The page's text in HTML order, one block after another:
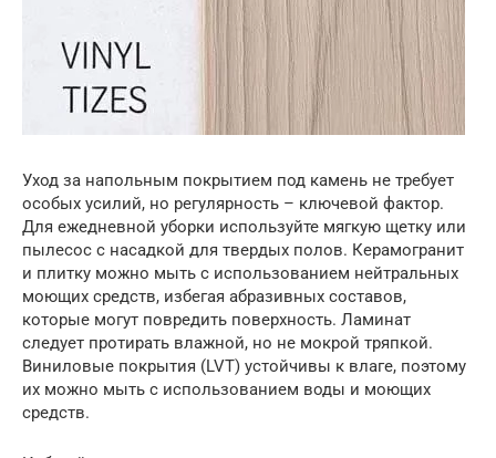
Уход за напольным покрытием под камень не требует
особых усилий, но регулярность – ключевой фактор.
Для ежедневной уборки используйте мягкую щетку или
пылесос с насадкой для твердых полов. Керамогранит
и плитку можно мыть с использованием нейтральных
моющих средств, избегая абразивных составов,
которые могут повредить поверхность. Ламинат
следует протирать влажной, но не мокрой тряпкой.
Виниловые покрытия (LVT) устойчивы к влаге, поэтому
их можно мыть с использованием воды и моющих
средств.